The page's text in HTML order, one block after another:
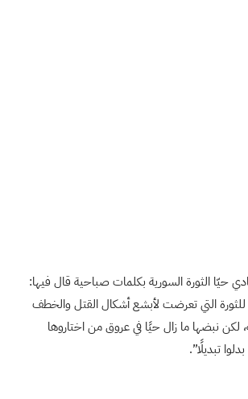
حيّا الثورة السورية بكلمات صباحية قال فيها:
للثورة التي تعرضت لأبشع أشكال القتل والخطف
لكن نبضها ما زال حيًا في عروق من اختاروها
تبديلًا”.